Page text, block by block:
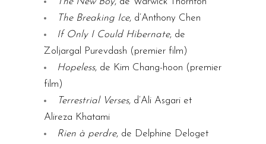
The Breaking Ice, d’Anthony Chen
If Only I Could Hibernate, de
Zoljargal Purevdash (premier film)
Hopeless, de Kim Chang-hoon (premier
film)
Terrestrial Verses, d’Ali Asgari et
Alireza Khatami
Rien à perdre, de Delphine Deloget